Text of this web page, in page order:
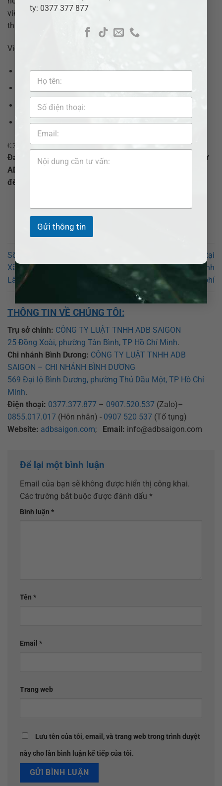
ty: 0377 377 877
Gửi thông tin
việc kéo dài. Khi đó, chi phí xử lý và thời gian giải quyết
thường tăng lên đáng kể.
Việc chủ động gọi luật sư ngay từ đầu giúp bạn:
Định hướng đúng phương án pháp lý;
Chuẩn bị hồ sơ đúng quy định;
Hạn chế phát sinh tranh chấp;
Bảo vệ quyền và lợi ích hợp pháp.
👉
Nếu bạn đang tìm “số điện thoại luật sư giỏi tại Xã
Đam Rông 2 – Tỉnh Lâm Đồng”, hãy liên hệ ngay Luật sư
ADB SAIGON qua hotline 0377 377 877 – 0907 520 537
để được tư vấn nhanh, chính xác và bảo mật thông tin.
Số điện thoại Luật sư giỏi tại
Xã Tân Hà Lâm Hà – Tỉnh
Lâm Đồng? Tư vấn miễn phí
Số điện thoại Luật sư giỏi tại
Xã Phúc Thọ Lâm Hà – Tỉnh
Lâm Đồng? Tư vấn miễn phí
THÔNG TIN VỀ CHÚNG TÔI:
Trụ sở chính: CÔNG TY LUẬT TNHH ADB SAIGON
25 Đồng Xoài, phường Tân Bình, TP Hồ Chí Minh.
Chi nhánh Bình Dương: CÔNG TY LUẬT TNHH ADB
SAIGON – CHI NHÁNH BÌNH DƯƠNG
569 Đại lộ Bình Dương, phường Thủ Dầu Một, TP Hồ Chí
Minh.
Điện thoại: 0377.377.877 – 0907.520.537 (Zalo)–
0855.017.017 (Hôn nhân) - 0907 520 537 (Tố tụng)
Website: adbsaigon.com; Email: info@adbsaigon.com
Để lại một bình luận
Email của bạn sẽ không được hiển thị công khai.
Các trường bắt buộc được đánh dấu *
Bình luận *
Tên *
Email *
Trang web
Lưu tên của tôi, email, và trang web trong trình duyệt
này cho lần bình luận kế tiếp của tôi.